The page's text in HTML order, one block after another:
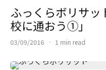
ふっくらボリサッ
校に通おう①」
03/09/2016 · 1 min read